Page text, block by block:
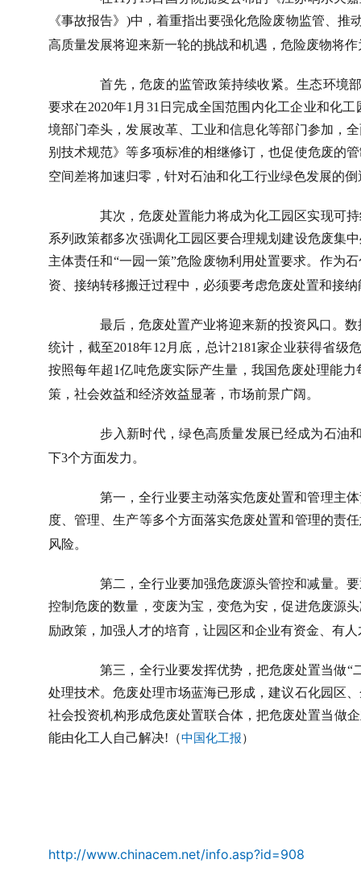
《事故报告》 )中，着重指出要强化危险废物监管、推
高质量发展将迎来新一轮的挑战和机遇，危险废物将
首先，危废的监管政策持续收紧。生态环境
要求在2020年1 月 31 日完成全国范围内化工企业和化
境部门牵头，发展改革、工业和信息化等部门参加，
别技术规范》等多项标准的相继修订，也促使危废的
空间差将加速归零，针对石油和化工行业绿色发展的
其次，危废处置能力将成为化工园区实现可
系列政策都多次强调化工园区要合理规划建设危废集
主体责任和“一园一策”危险废物利用处置要求。作为
资、接纳转移搬迁过程中，必须要考虑危废处置和接
最后，危废处置产业将迎来新的投资风口。
统计，截至2018年12 月底，总计2181家企业获得省级
按照每年超1亿吨危废实际产生量，我国危废处理能力
策，社会效益和经济效益显著，市场前景广阔。
步入新时代，绿色高质量发展已经成为石油
下3个方面发力。
第一，全行业要主动落实危废处置和管理主
度、管理、生产等多个方面落实危废处置和管理的责
风险。
第二，全行业要加强危废源头管控和减量。
控制危废的数量，变废为宝，变危为安，促进危废源
励政策，加强人才的培育，让园区和企业有资金、有
第三，全行业要发挥优势，把危废处置当做
处理技术。危废处理市场蓝海已形成，建议石化园区
社会投资机构形成危废处置联合体，把危废处置当做
能由化工人自己解决! （中国化工报）
http://www.chinacem.net/info.asp?id=908